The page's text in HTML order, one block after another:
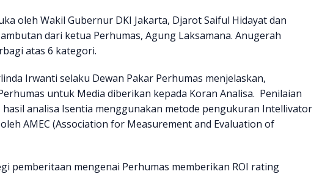
oleh Wakil Gubernur DKI Jakarta, Djarot Saiful Hidayat dan
dari ketua Perhumas, Agung Laksamana. Anugerah
atas 6 kategori.
Irwanti selaku Dewan Pakar Perhumas menjelaskan,
untuk Media diberikan kepada Koran Analisa. Penilaian
analisa Isentia menggunakan metode pengukuran Intellivator
AMEC (Association for Measurement and Evaluation of
pemberitaan mengenai Perhumas memberikan ROI rating